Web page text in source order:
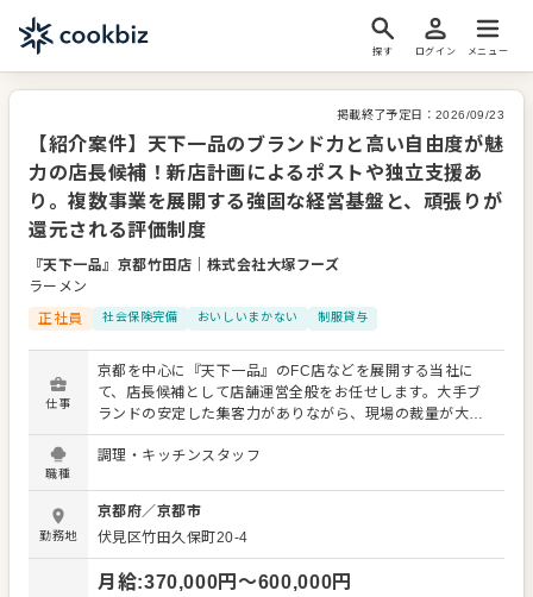
探す ログイン メニュー
掲載終了予定日： 2026/09/23
【紹介案件】天下一品のブランド力と高い自由度が魅
力の店長候補！新店計画によるポストや独立支援あ
り。複数事業を展開する強固な経営基盤と、頑張りが
還元される評価制度
『天下一品』京都竹田店
株式会社大塚フーズ
ラーメン
正社員
社会保険完備 おいしいまかない 制服貸与
仕事
京都を中心に『天下一品』のFC店などを展開する当社に
て、店長候補として店舗運営全般をお任せします。大手ブ
ランドの安定した集客力がありながら、現場の裁量が大き
く自分のアイデアを形にできる自由度が特徴です。 明確な
人事評価システムを導入しており、頑張りがそのまま給与
行中のためポストが豊富にあり、経験を活かして早期のキ
ャリアアップを目指せます。 将来的に独立を視野に入れて
いる方へのサポート体制も万全です。一からスキルを磨き
たい未経験の方はもちろん、裁量のある環境でステップア
ップしたい経験者の方まで、多彩なキャリアパスを用意し
職種
調理・キッチンスタッフ
勤務地
京都府／京都市
伏見区竹田久保町20-4
月給:370,000円〜600,000円